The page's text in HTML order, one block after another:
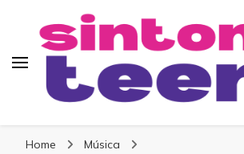
Home
Música